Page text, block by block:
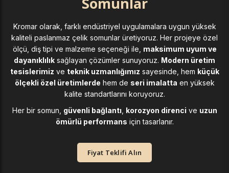
Kromar olarak, farklı endüstriyel uygulamalara uygun yüksek
kaliteli paslanmaz çelik somunlar üretiyoruz. Her projeye özel
ölçü, diş tipi ve malzeme seçeneği ile, maksimum uyum ve
dayanıklılık sağlayan çözümler sunuyoruz. Modern üretim
tesislerimiz ve teknik uzmanlığımız sayesinde, hem küçük
ölçekli özel üretimlerde hem de seri imalatta en yüksek
kalite standartlarını koruyoruz.
Her bir somun, güvenli bağlantı korozyon direnci ve uzun
ömürlü performans için tasarlanır.
Fiyat Teklifi Alın